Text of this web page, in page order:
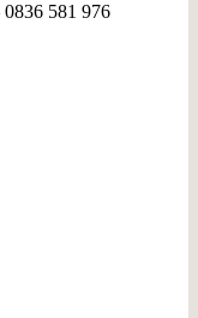
581 976